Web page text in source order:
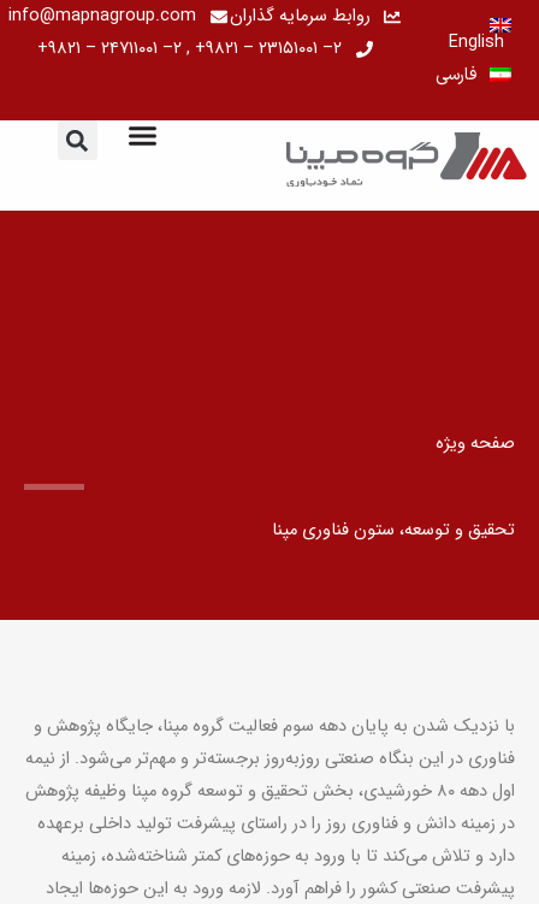
پرش
محتوا
English
فارسی
روابط سرمایه گذاران
info@mapnagroup.com
۲– ۲۳۱۵۱۰۰۱ – ۹۸۲۱+ , ۲– ۲۴۷۱۱۰۰۱ – ۹۸۲۱+
صفحه ویژه
تحقیق و توسعه، ستون فناوری مپنا
با نزدیک شدن به پایان دهه سوم فعالیت گروه مپنا، جایگاه پژوهش و
فناوری در این بنگاه صنعتی روزبه‌روز برجسته‌تر و مهم‌تر می‌شود. از نیمه
اول دهه ۸۰ خورشیدی، بخش تحقیق و توسعه گروه مپنا وظیفه پژوهش
در زمینه دانش و فناوری روز را در راستای پیشرفت تولید داخلی برعهده
دارد و تلاش می‌کند تا با ورود به حوزههای کمتر ‌شناختهشده، زمینه
پیشرفت صنعتی کشور را فراهم آورد. لازمه ورود به این حوزهها ایجاد